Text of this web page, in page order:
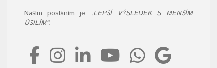
Naším posláním je „LEPŠÍ VÝSLEDEK S MENŠÍM
ÚSILÍM“.